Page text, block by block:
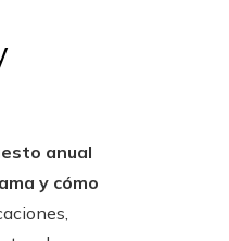
anual
y cómo